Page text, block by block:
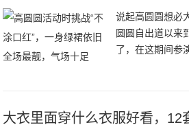
说起高圆圆想必
圆圆自出道以来
了，在这期间参
在里面的演技
大衣里面穿什么衣服好看，12